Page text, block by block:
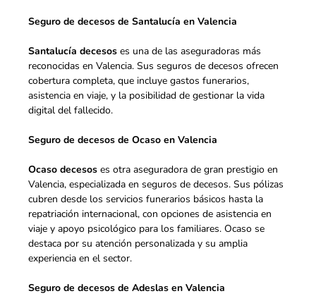
Seguro de decesos de Santalucía en Valencia
Santalucía decesos es una de las aseguradoras más
reconocidas en Valencia. Sus seguros de decesos ofrecen
cobertura completa, que incluye gastos funerarios,
asistencia en viaje, y la posibilidad de gestionar la vida
digital del fallecido.
Seguro de decesos de Ocaso en Valencia
Ocaso decesos es otra aseguradora de gran prestigio en
Valencia, especializada en seguros de decesos. Sus pólizas
cubren desde los servicios funerarios básicos hasta la
repatriación internacional, con opciones de asistencia en
viaje y apoyo psicológico para los familiares. Ocaso se
destaca por su atención personalizada y su amplia
experiencia en el sector.
Seguro de decesos de Adeslas en Valencia